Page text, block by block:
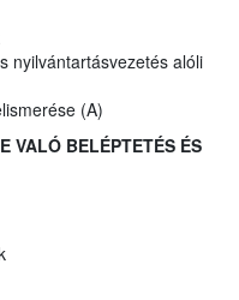
nyilvántartásvezetés alóli
(A)
VALÓ BELÉPTETÉS ÉS